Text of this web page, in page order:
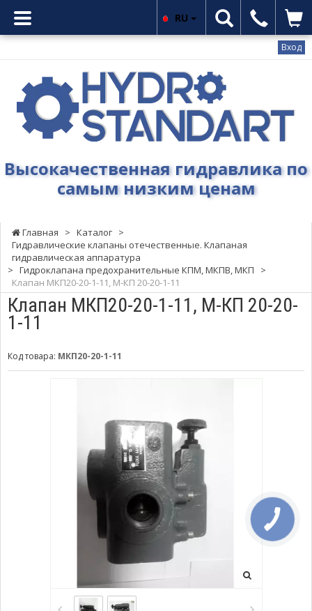
Вход
Гидростандарт
Высокачественная
гидравлика
низким
Высокачественная гидравлика по
самым низким ценам
RU
Главная > Каталог >
Гидравлические клапаны отечественные. Клапаная
гидравлическая аппаратура
> Гидроклапана предохранительные КПМ, МКПВ, МКП
>
Клапан МКП20-20-1-11, М-КП 20-20-1-11
Клапан МКП20-20-1-11, М-КП 20-20-
1-11
Код товара: МКП20-20-1-11